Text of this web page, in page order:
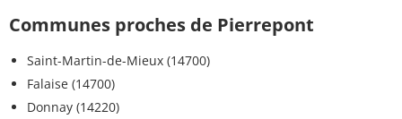
Communes proches de Pierrepont
Saint-Martin-de-Mieux (14700)
Falaise (14700)
Donnay (14220)